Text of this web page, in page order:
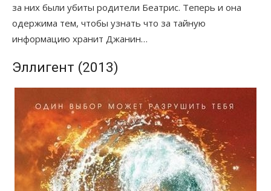
за них были убиты родители Беатрис. Теперь и она
одержима тем, чтобы узнать что за тайную
информацию хранит Джанин…
Эллигент (2013)